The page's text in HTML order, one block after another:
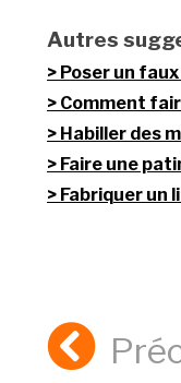
Autres
Poser un
Comment
Habiller des
Faire une
Fabriquer un